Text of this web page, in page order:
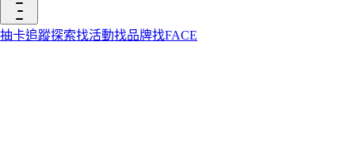
抽卡追蹤探索找活動找品牌找FACE